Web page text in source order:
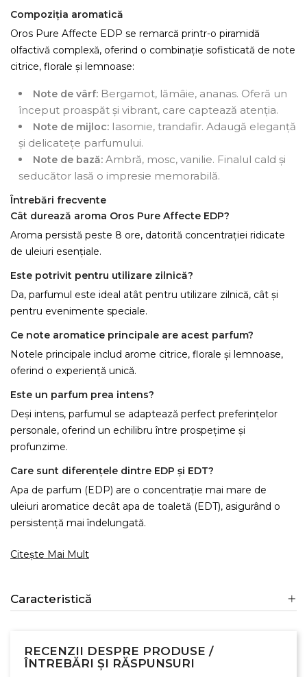
Compoziția aromatică
Oros Pure Affecte EDP se remarcă printr-o piramidă
olfactivă complexă, oferind o combinație sofisticată de note
citrice, florale și lemnoase:
Note de vârf: Bergamot, lămâie, ananas. Oferă un
început proaspăt și vibrant, care captează atenția.
Note de mijloc: Iasomie, trandafir. Adaugă eleganță
și delicatețe parfumului.
Note de bază: Ambră, mosc, vanilie. Finalul cald și
seducător lasă o impresie memorabilă.
Întrebări frecvente
Cât durează aroma Oros Pure Affecte EDP?
Aroma persistă peste 8 ore, datorită concentrației ridicate
de uleiuri esențiale.
Este potrivit pentru utilizare zilnică?
Da, parfumul este ideal atât pentru utilizare zilnică, cât și
pentru evenimente speciale.
Ce note aromatice principale are acest parfum?
Notele principale includ arome citrice, florale și lemnoase,
oferind o experiență unică.
Este un parfum prea intens?
Deși intens, parfumul se adaptează perfect preferințelor
personale, oferind un echilibru între prospețime și
profunzime.
Care sunt diferențele dintre EDP și EDT?
Apa de parfum (EDP) are o concentrație mai mare de
uleiuri aromatice decât apa de toaletă (EDT), asigurând o
persistență mai îndelungată.
Citește Mai Mult
Caracteristică
RECENZII DESPRE PRODUSE /
ÎNTREBĂRI ȘI RĂSPUNSURI
Numele listei de dorinte